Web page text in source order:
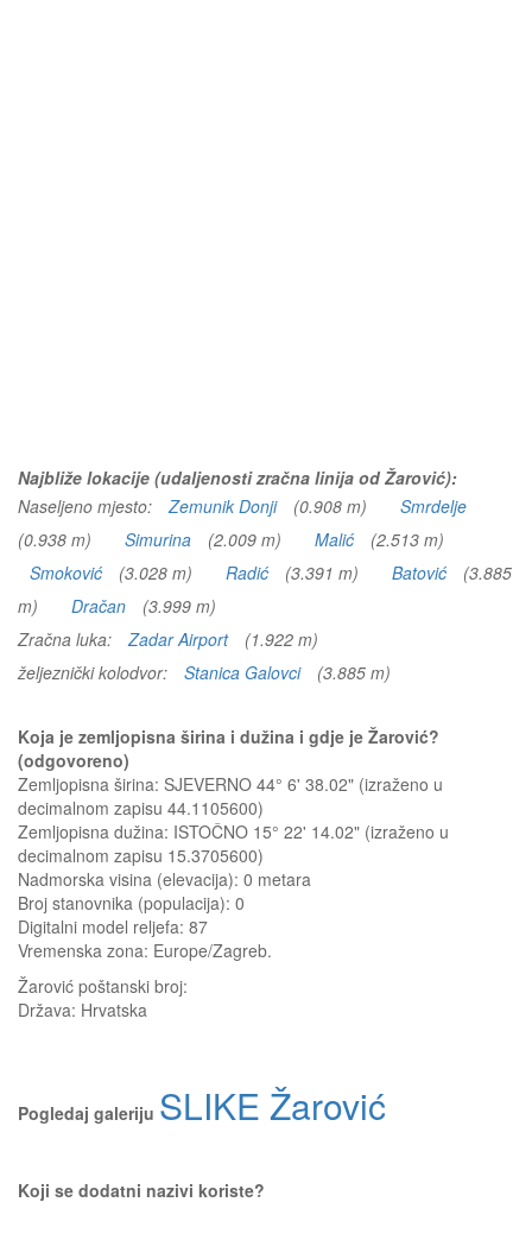
Najbliže lokacije (udaljenosti zračna linija od Žarović):
Naseljeno mjesto:
Zemunik Donji (0.908 m)
Smrdelje
(0.938 m)
Simurina (2.009 m) Malić
(2.513 m)
Smoković
(3.028 m) Radić (3.391 m) Batović
(3.885
m)
Dračan
(3.999 m)
Zračna luka:
Zadar Airport
(1.922 m)
željeznički kolodvor:
Stanica Galovci (3.885 m)
Koja je zemljopisna širina i dužina i gdje je Žarović?
(odgovoreno)
Zemljopisna širina: SJEVERNO 44° 6' 38.02" (izraženo u
decimalnom zapisu 44.1105600)
Zemljopisna dužina: ISTOČNO 15° 22' 14.02" (izraženo u
decimalnom zapisu 15.3705600)
Nadmorska visina (elevacija): 0 metara
Broj stanovnika (populacija): 0
Digitalni model reljefa: 87
Vremenska zona: Europe/Zagreb.
Žarović poštanski broj:
Država: Hrvatska
Pogledaj galeriju SLIKE Žarović
Koji se dodatni nazivi koriste?